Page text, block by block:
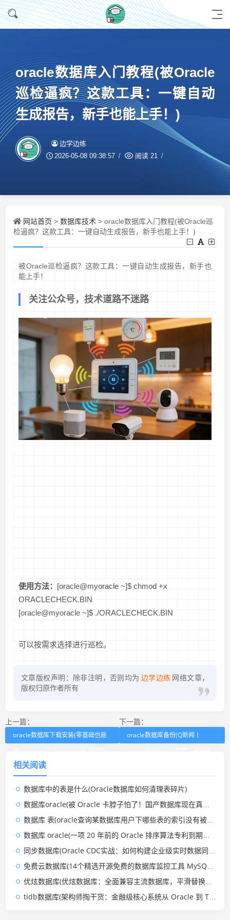
oracle数据库入门教程(被Oracle
巡检逼疯？这款工具：一键自动
生成报告，新手也能上手！)
边学边练
2026-05-08 09:38:57 阅读 21
网站首页 > 数据库技术 > oracle数据库入门教程(被Oracle巡
检逼疯？这款工具：一键自动生成报告，新手也能上手！)
被Oracle巡检逼疯？这款工具：一键自动生成报告，新手也
能上手！
关注公众号，技术道路不迷路
使用方法： [oracle@myoracle ~]$ chmod +x
ORACLECHECK.BIN
[oracle@myoracle ~]$ ./ORACLECHECK.BIN
可以按需求选择进行巡检。
文章版权声明：除非注明，否则均为 边学边练 网络文章，
版权归原作者所有
上一篇：
oracle数据库下载安装(零基础也能
数据库知识清单)
下一篇：
oracle数据库备份(Q新闻丨
相关阅读
数据库中的表是什么(Oracle数据库如何清理表碎片)
数据库oracle(被 Oracle 卡脖子怕了！国产数据库现在真的能无缝替代了？)
数据库 表(oracle查询某数据库用户下哪些表的索引没有被使用到？)
数据库 oracle(一项 20 年前的 Oracle 排序算法专利到期，开源数据库集体受益)
同步数据库(Oracle CDC实战：如何构建企业级实时数据同步架构)
免费云数据库(14个精选开源免费的数据库监控工具 MySQL、Oracle、Redis、MSSQL)
优炫数据库(优炫数据库：全面兼容主流数据库，平滑替换Oracle)
tidb数据库(架构师掏干货：金融级核心系统从 Oracle 到 TiDB 流程拆解与案例分享)